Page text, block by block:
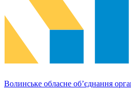
Волинське обласне об’єднання